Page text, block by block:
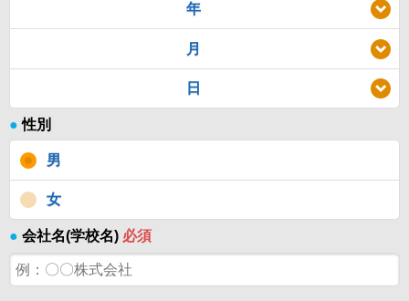
年
月
日
● 性別
男
女
● 会社名(学校名) 必須